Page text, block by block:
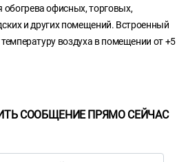
обогрева офисных, торговых,
и других помещений. Встроенный
воздуха в помещении от +5
СООБЩЕНИЕ ПРЯМО СЕЙЧАС